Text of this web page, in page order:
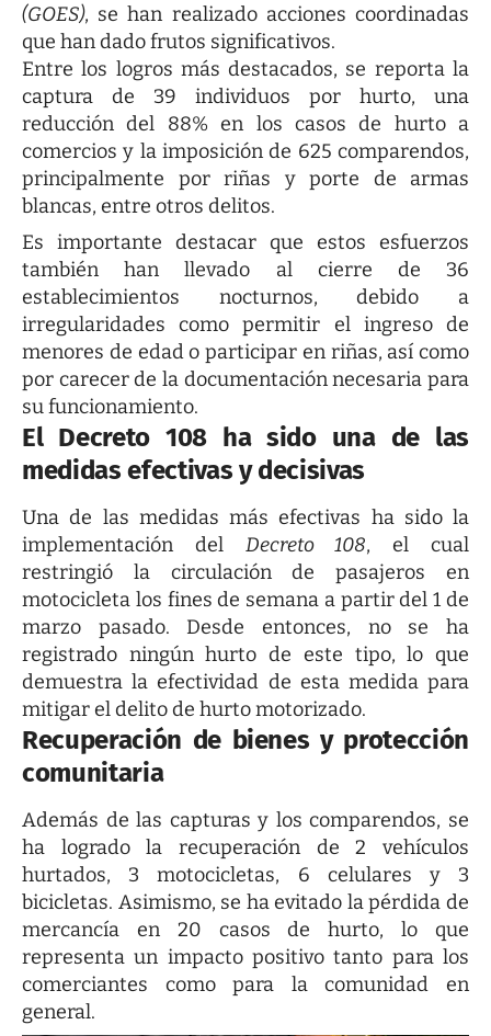
(GOES), se han realizado acciones coordinadas
que han dado frutos significativos.
Entre los logros más destacados, se reporta la
captura de 39 individuos por hurto, una
reducción del 88% en los casos de hurto a
comercios y la imposición de 625 comparendos,
principalmente por riñas y porte de armas
blancas, entre otros delitos.
Es importante destacar que estos esfuerzos
también han llevado al cierre de 36
establecimientos nocturnos, debido a
irregularidades como permitir el ingreso de
menores de edad o participar en riñas, así como
por carecer de la documentación necesaria para
su funcionamiento.
El Decreto 108 ha sido una de las
medidas efectivas y decisivas
Una de las medidas más efectivas ha sido la
implementación del Decreto 108, el cual
restringió la circulación de pasajeros en
motocicleta los fines de semana a partir del 1 de
marzo pasado. Desde entonces, no se ha
registrado ningún hurto de este tipo, lo que
demuestra la efectividad de esta medida para
mitigar el delito de hurto motorizado.
Recuperación de bienes y protección
comunitaria
Además de las capturas y los comparendos, se
ha logrado la recuperación de 2 vehículos
hurtados, 3 motocicletas, 6 celulares y 3
bicicletas. Asimismo, se ha evitado la pérdida de
mercancía en 20 casos de hurto, lo que
representa un impacto positivo tanto para los
comerciantes como para la comunidad en
general.